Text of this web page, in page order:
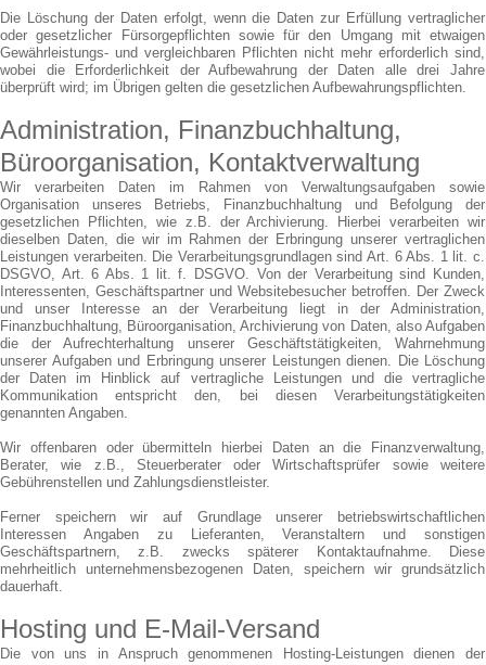
Die Löschung der Daten erfolgt, wenn die Daten zur Erfüllung vertraglicher
oder gesetzlicher Fürsorgepflichten sowie für den Umgang mit etwaigen
Gewährleistungs- und vergleichbaren Pflichten nicht mehr erforderlich sind,
wobei die Erforderlichkeit der Aufbewahrung der Daten alle drei Jahre
überprüft wird; im Übrigen gelten die gesetzlichen Aufbewahrungspflichten.
Administration, Finanzbuchhaltung,
Büroorganisation, Kontaktverwaltung
Wir verarbeiten Daten im Rahmen von Verwaltungsaufgaben sowie
Organisation unseres Betriebs, Finanzbuchhaltung und Befolgung der
gesetzlichen Pflichten, wie z.B. der Archivierung. Hierbei verarbeiten wir
dieselben Daten, die wir im Rahmen der Erbringung unserer vertraglichen
Leistungen verarbeiten. Die Verarbeitungsgrundlagen sind Art. 6 Abs. 1 lit. c.
DSGVO, Art. 6 Abs. 1 lit. f. DSGVO. Von der Verarbeitung sind Kunden,
Interessenten, Geschäftspartner und Websitebesucher betroffen. Der Zweck
und unser Interesse an der Verarbeitung liegt in der Administration,
Finanzbuchhaltung, Büroorganisation, Archivierung von Daten, also Aufgaben
die der Aufrechterhaltung unserer Geschäftstätigkeiten, Wahrnehmung
unserer Aufgaben und Erbringung unserer Leistungen dienen. Die Löschung
der Daten im Hinblick auf vertragliche Leistungen und die vertragliche
Kommunikation entspricht den, bei diesen Verarbeitungstätigkeiten
genannten Angaben.
Wir offenbaren oder übermitteln hierbei Daten an die Finanzverwaltung,
Berater, wie z.B., Steuerberater oder Wirtschaftsprüfer sowie weitere
Gebührenstellen und Zahlungsdienstleister.
Ferner speichern wir auf Grundlage unserer betriebswirtschaftlichen
Interessen Angaben zu Lieferanten, Veranstaltern und sonstigen
Geschäftspartnern, z.B. zwecks späterer Kontaktaufnahme. Diese
mehrheitlich unternehmensbezogenen Daten, speichern wir grundsätzlich
dauerhaft.
Hosting und E-Mail-Versand
Die von uns in Anspruch genommenen Hosting-Leistungen dienen der